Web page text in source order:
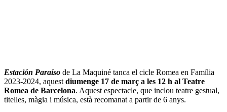
Estación Paraíso de La Maquiné tanca el cicle Romea en Família
2023-2024, aquestdiumenge 17 de març a les 12 h al Teatre
Romea de Barcelona. Aquest espectacle, que inclou teatre gestual,
titelles, màgia i música, està recomanat a partir de 6 anys.